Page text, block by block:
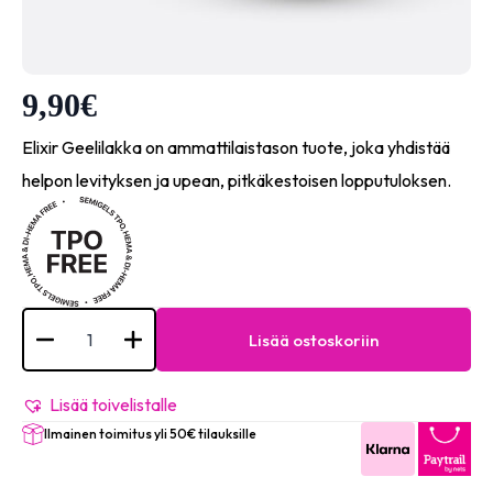
9,90€
Elixir Geelilakka on ammattilaistason tuote, joka yhdistää
helpon levityksen ja upean, pitkäkestoisen lopputuloksen.
Elixir
Semi
#1009
8ml
määrä
Lisää ostoskoriin
Lisää toivelistalle
Ilmainen toimitus yli 50€ tilauksille